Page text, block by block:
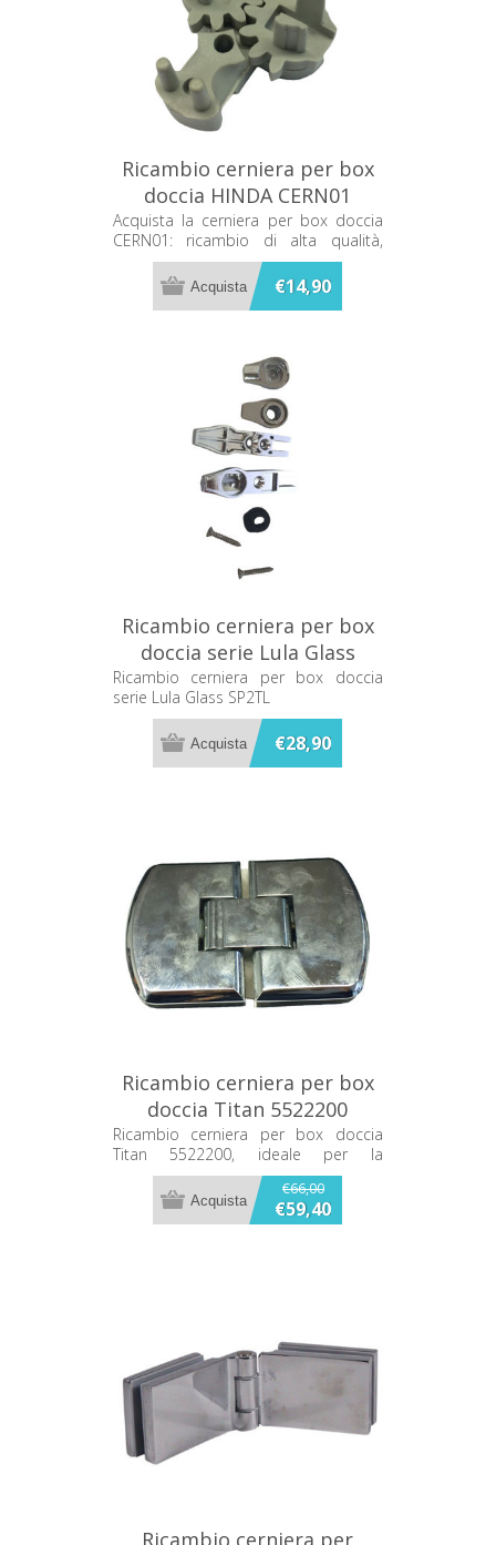
Ricambio cerniera per box
doccia HINDA CERN01
Acquista la cerniera per box doccia
CERN01: ricambio di alta qualità,
resistente alla corrosione, facile da
installare. Ideale per migliorare la
funzionalità e l'estetica del tuo box
€14,90
Ricambio cerniera per box
doccia serie Lula Glass
SP2TL
Ricambio cerniera per box doccia
serie Lula Glass SP2TL
€28,90
Ricambio cerniera per box
doccia Titan 5522200
Ricambio cerniera per box doccia
Titan 5522200, ideale per la
sostituzione della cerniera del box
doccia.
€66,00
€59,40
Ricambio cerniera per